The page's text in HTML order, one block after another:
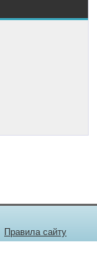
Правила сайту